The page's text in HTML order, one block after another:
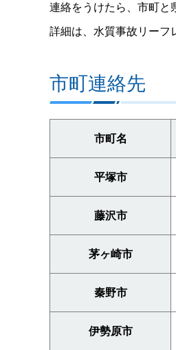
連絡をうけたら、市町と
詳細は、水質事故リーフ
市町連絡先
市町名
平塚市
藤沢市
茅ヶ崎市
秦野市
伊勢原市